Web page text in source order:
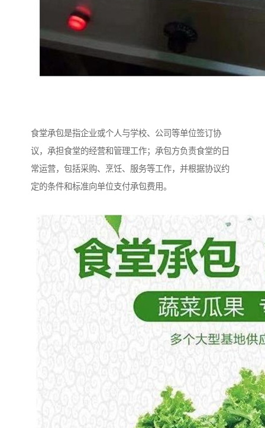
食堂承包是指企业或个人与学校、公司等单位签订协
议，承担食堂的经营和管理工作；承包方负责食堂的日
常运营，包括采购、烹饪、服务等工作，并根据协议约
定的条件和标准向单位支付承包费用。